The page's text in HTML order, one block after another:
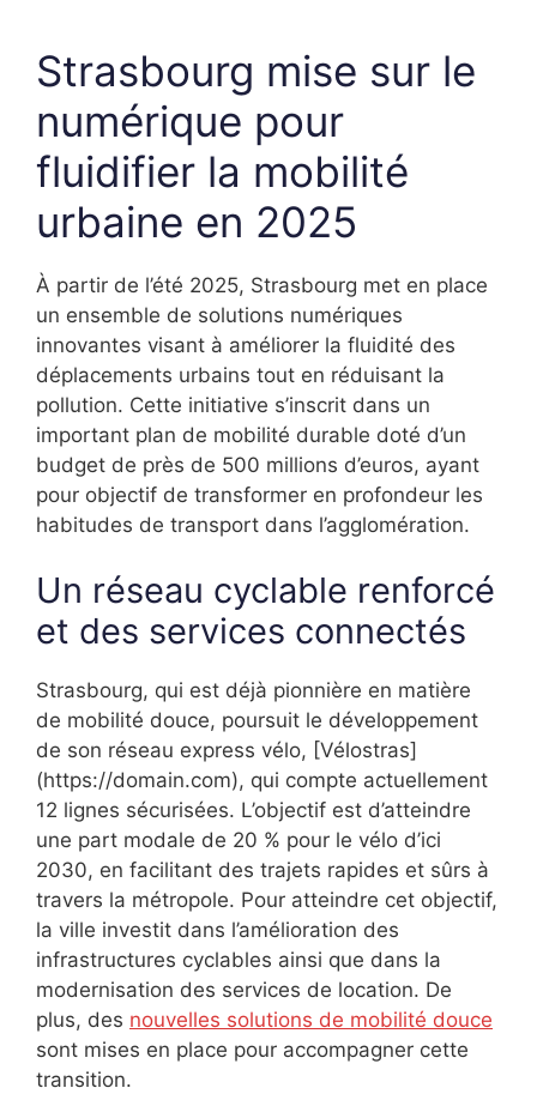
Strasbourg mise sur le
numérique pour
fluidifier la mobilité
urbaine en 2025
À partir de l’été 2025, Strasbourg met en place
un ensemble de solutions numériques
innovantes visant à améliorer la fluidité des
déplacements urbains tout en réduisant la
pollution. Cette initiative s’inscrit dans un
important plan de mobilité durable doté d’un
budget de près de 500 millions d’euros, ayant
pour objectif de transformer en profondeur les
habitudes de transport dans l’agglomération.
Un réseau cyclable renforcé
et des services connectés
Strasbourg, qui est déjà pionnière en matière
de mobilité douce, poursuit le développement
de son réseau express vélo, [Vélostras]
(https://domain.com), qui compte actuellement
12 lignes sécurisées. L’objectif est d’atteindre
une part modale de 20 % pour le vélo d’ici
2030, en facilitant des trajets rapides et sûrs à
travers la métropole. Pour atteindre cet objectif,
la ville investit dans l’amélioration des
infrastructures cyclables ainsi que dans la
modernisation des services de location. De
plus, des nouvelles solutions de mobilité douce
sont mises en place pour accompagner cette
transition.